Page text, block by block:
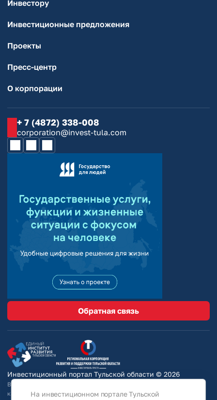
Инвестору
Инвестиционные предложения
Проекты
Пресс-центр
О корпорации
+ 7 (4872) 338-008
corporation@invest-tula.com
Обратная связь
Инвестиционный портал Тульской области © 2026
Вся информация на сайте носит ознакомительный характер и ни при
каких условиях не является публичной офертой, определяемой
На инвестиционном портале Тульской